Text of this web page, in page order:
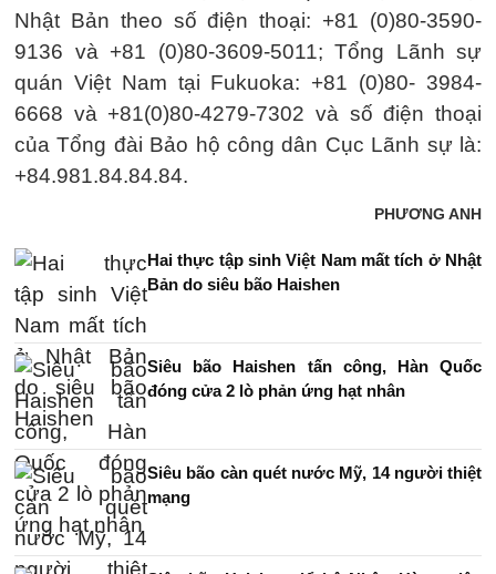
Nhật Bản theo số điện thoại: +81 (0)80-3590-
9136 và +81 (0)80-3609-5011; Tổng Lãnh sự
quán Việt Nam tại Fukuoka: +81 (0)80- 3984-
6668 và +81(0)80-4279-7302 và số điện thoại
của Tổng đài Bảo hộ công dân Cục Lãnh sự là:
+84.981.84.84.84.
PHƯƠNG ANH
Hai thực tập sinh Việt Nam mất tích ở Nhật
Bản do siêu bão Haishen
Siêu bão Haishen tấn công, Hàn Quốc
đóng cửa 2 lò phản ứng hạt nhân
Siêu bão càn quét nước Mỹ, 14 người thiệt
mạng